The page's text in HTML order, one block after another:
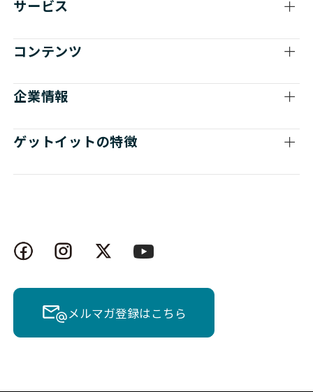
サービス
コンテンツ
企業情報
ゲットイットの特徴
メルマガ登録はこちら